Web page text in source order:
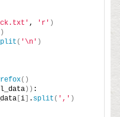
, 'r' )
( '\n' )
()
)) :
i . split ( ',' )